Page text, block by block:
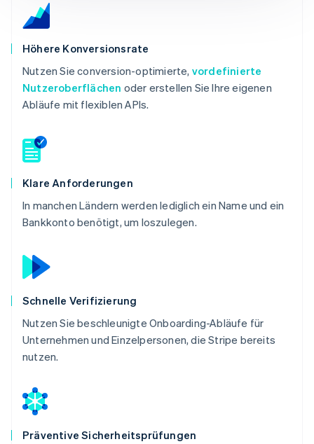
Höhere Konversionsrate
Nutzen Sie conversion-optimierte, vordefinierte
Nutzeroberflächen oder erstellen Sie Ihre eigenen
Abläufe mit flexiblen APIs.
Klare Anforderungen
In manchen Ländern werden lediglich ein Name und ein
Bankkonto benötigt, um loszulegen.
Schnelle Verifizierung
Nutzen Sie beschleunigte Onboarding-Abläufe für
Unternehmen und Einzelpersonen, die Stripe bereits
nutzen.
Präventive Sicherheitsprüfungen